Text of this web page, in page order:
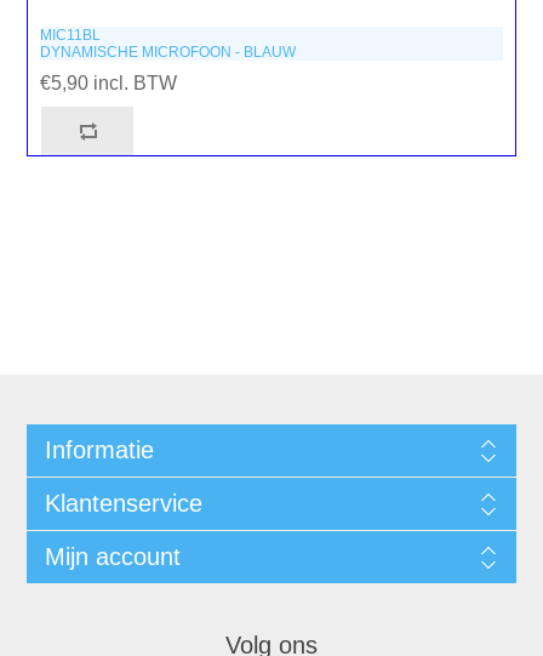
MIC11BL
DYNAMISCHE MICROFOON - BLAUW
€5,90 incl. BTW
Informatie
Klantenservice
Mijn account
Volg ons